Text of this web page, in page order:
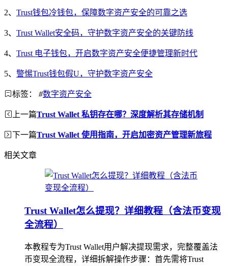
2、 Trust钱包冷钱包，保障数字资产安全的可靠之选
3、 Trust Wallet安全码，守护数字资产安全的关键防线
4、 Trust 电子钱包，开启数字资产安全便捷管理新时代
5、 警惕Trust钱包假U，守护数字资产安全
标签： #数字资产安全
上一篇Trust Wallet 私钥存在哪？深度解析其存储机制
下一篇Trust Wallet 使用指南，开启加密资产管理新旅程
相关文章
Trust Wallet怎么提现？详细教程（含法币变现
全流程）
本教程专为Trust Wallet用户解决提现需求，完整覆盖法
币变现全流程，详细拆解操作步骤：首先需将Trust